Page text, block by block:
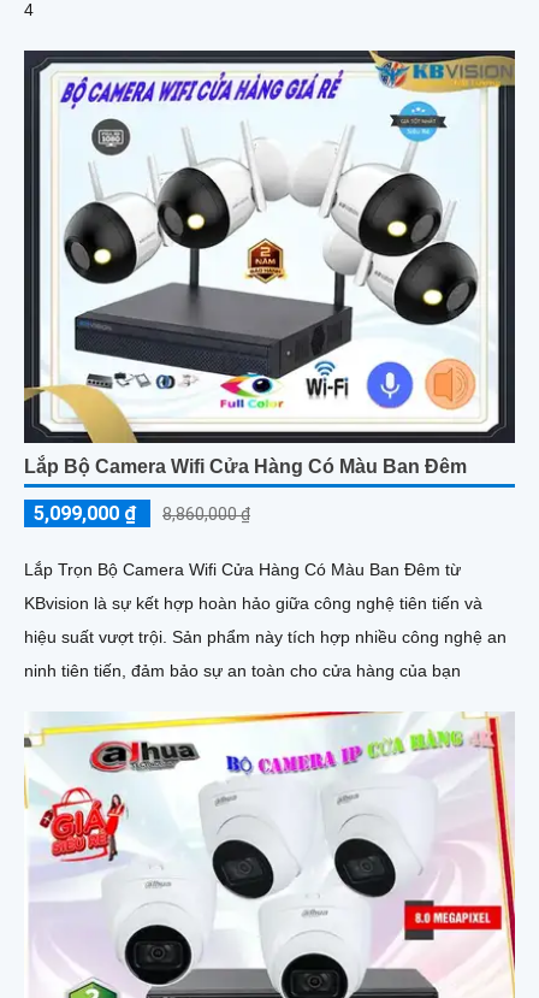
4
Lắp Bộ Camera Wifi Cửa Hàng Có Màu Ban Đêm
5,099,000 ₫ 8,860,000 ₫
Lắp Trọn Bộ Camera Wifi Cửa Hàng Có Màu Ban Đêm từ
KBvision là sự kết hợp hoàn hảo giữa công nghệ tiên tiến và
hiệu suất vượt trội. Sản phẩm này tích hợp nhiều công nghệ an
ninh tiên tiến, đảm bảo sự an toàn cho cửa hàng của bạn